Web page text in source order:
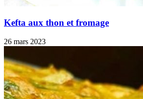
Kefta aux thon et fromage
26 mars 2023